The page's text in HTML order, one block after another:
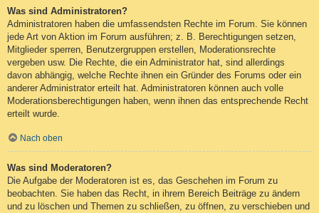
Was sind Administratoren?
Administratoren haben die umfassendsten Rechte im Forum. Sie können
jede Art von Aktion im Forum ausführen; z. B. Berechtigungen setzen,
Mitglieder sperren, Benutzergruppen erstellen, Moderationsrechte
vergeben usw. Die Rechte, die ein Administrator hat, sind allerdings
davon abhängig, welche Rechte ihnen ein Gründer des Forums oder ein
anderer Administrator erteilt hat. Administratoren können auch volle
Moderationsberechtigungen haben, wenn ihnen das entsprechende Recht
erteilt wurde.
Nach oben
Was sind Moderatoren?
Die Aufgabe der Moderatoren ist es, das Geschehen im Forum zu
beobachten. Sie haben das Recht, in ihrem Bereich Beiträge zu ändern
und zu löschen und Themen zu schließen, zu öffnen, zu verschieben und